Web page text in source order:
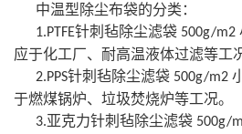
中温型除尘布袋的分类：
1.PTFE针刺毡除尘滤袋 500g/m2
应于化工厂、耐高温液体过滤等工
2.PPS针刺毡除尘滤袋 500g/m2
于燃煤锅炉、垃圾焚烧炉等工况。
3.亚克力针刺毡除尘滤袋 500g/